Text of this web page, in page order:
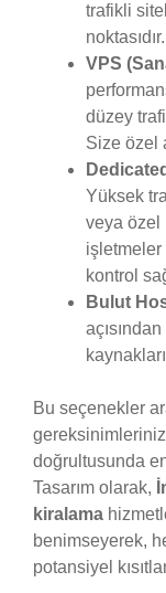
trafikli
VPS
düzey
Size özel
Yüksek
veya özel
işletmeler
kontrol
Bulut
Bu seçenekler
doğrultusunda
Tasarım olarak,
kiralama
benimseyerek,
potansiyel